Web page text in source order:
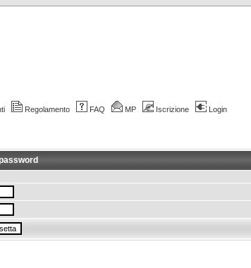
Regolamento FAQ MP Iscrizione Login